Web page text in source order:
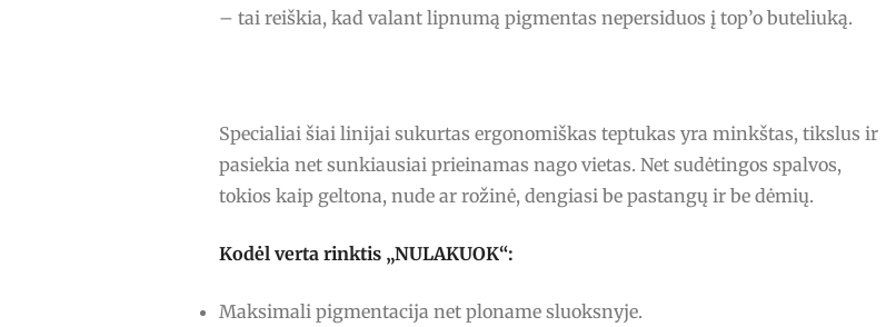
– tai reiškia, kad valant lipnumą pigmentas nepersiduos į top’o buteliuką.
Specialiai šiai linijai sukurtas ergonomiškas teptukas yra minkštas, tikslus ir
pasiekia net sunkiausiai prieinamas nago vietas. Net sudėtingos spalvos,
tokios kaip geltona, nude ar rožinė, dengiasi be pastangų ir be dėmių.
Kodėl verta rinktis „NULAKUOK“:
Maksimali pigmentacija net ploname sluoksnyje.